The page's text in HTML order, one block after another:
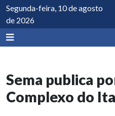
Segunda-feira, 10 de agosto
de 2026
Sema publica
Complexo do